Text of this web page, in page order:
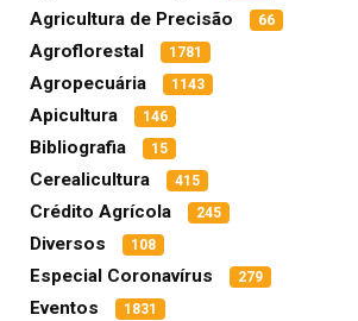
Agricultura de Precisão 66
Agroflorestal 1781
Agropecuária 1143
Apicultura 146
Bibliografia 15
Cerealicultura 415
Crédito Agrícola 245
Diversos 108
Especial Coronavírus 279
Eventos 1831